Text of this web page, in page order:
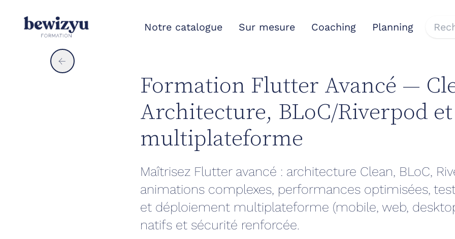
Notre catalogue Sur mesure Coaching Planning
←
Formation Flutter Avancé —
Architecture, BLoC/Riverpod et
multiplateforme
Maîtrisez Flutter avancé : architecture Clean, BLoC,
animations complexes, performances optimisées,
et déploiement multiplateforme (mobile, web,
natifs et sécurité renforcée.